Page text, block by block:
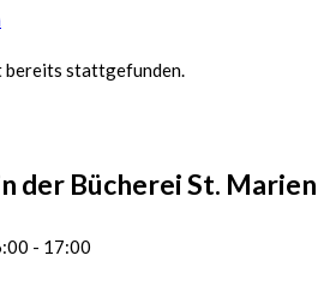
bereits stattgefunden.
der Bücherei St. Marien
- 17:00